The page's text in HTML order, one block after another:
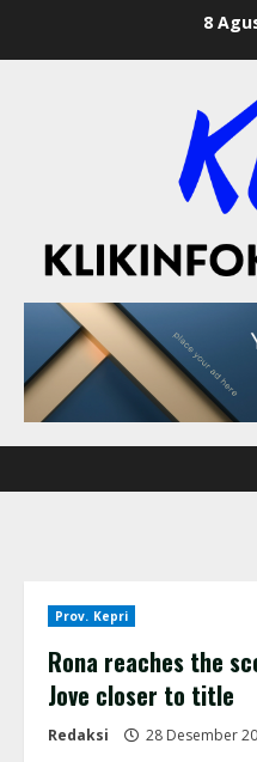
8
Prov. Kepri
Rona reaches the
Jove closer to title
Redaksi 28 Desember